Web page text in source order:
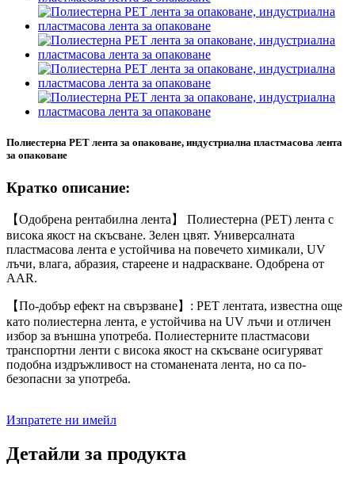
Полиестерна PET лента за опаковане, индустриална пластмасова лента
за опаковане
Кратко описание:
【Одобрена рентабилна лента】 Полиестерна (PET) лента с
висока якост на скъсване. Зелен цвят. Универсалната
пластмасова лента е устойчива на повечето химикали, UV
лъчи, влага, абразия, стареене и надраскване. Одобрена от
AAR.
【По-добър ефект на свързване】: PET лентата, известна още
като полиестерна лента, е устойчива на UV лъчи и отличен
избор за външна употреба. Полиестерните пластмасови
транспортни ленти с висока якост на скъсване осигуряват
подобна издръжливост на стоманената лента, но са по-
безопасни за употреба.
Изпратете ни имейл
Детайли за продукта